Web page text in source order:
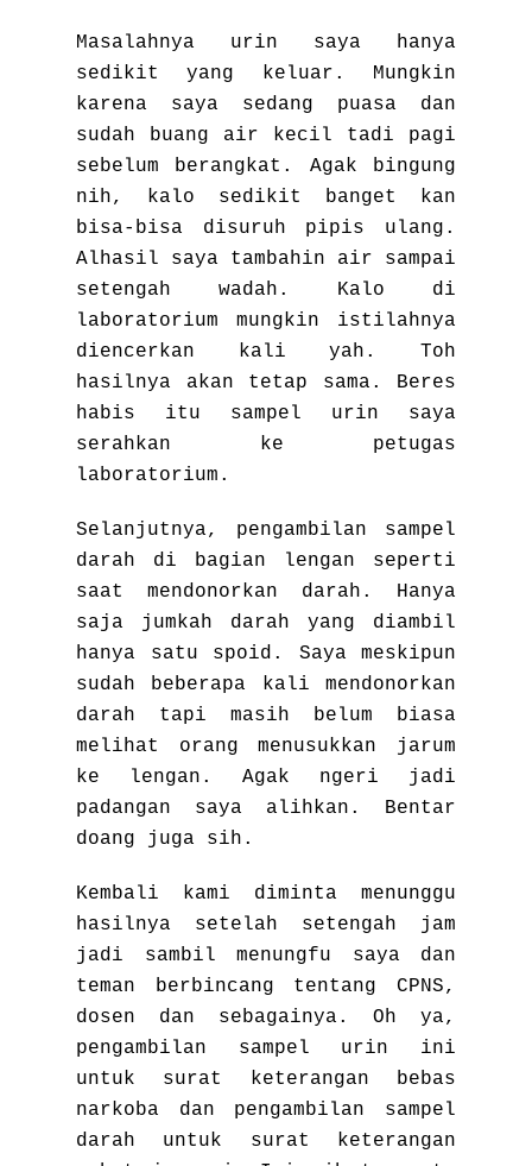
Masalahnya urin saya hanya
sedikit yang keluar. Mungkin
karena saya sedang puasa dan
sudah buang air kecil tadi pagi
sebelum berangkat. Agak bingung
nih, kalo sedikit banget kan
bisa-bisa disuruh pipis ulang.
Alhasil saya tambahin air sampai
setengah wadah. Kalo di
laboratorium mungkin istilahnya
diencerkan kali yah. Toh
hasilnya akan tetap sama. Beres
habis itu sampel urin saya
serahkan ke petugas
laboratorium.
Selanjutnya, pengambilan sampel
darah di bagian lengan seperti
saat mendonorkan darah. Hanya
saja jumkah darah yang diambil
hanya satu spoid. Saya meskipun
sudah beberapa kali mendonorkan
darah tapi masih belum biasa
melihat orang menusukkan jarum
ke lengan. Agak ngeri jadi
padangan saya alihkan. Bentar
doang juga sih.
Kembali kami diminta menunggu
hasilnya setelah setengah jam
jadi sambil menungfu saya dan
teman berbincang tentang CPNS,
dosen dan sebagainya. Oh ya,
pengambilan sampel urin ini
untuk surat keterangan bebas
narkoba dan pengambilan sampel
darah untuk surat keterangan